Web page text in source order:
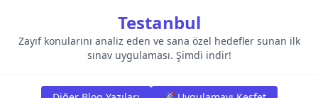
Testanbul
Zayıf konularını analiz eden ve sana özel hedefler sunan ilk
sınav uygulaması. Şimdi indir!